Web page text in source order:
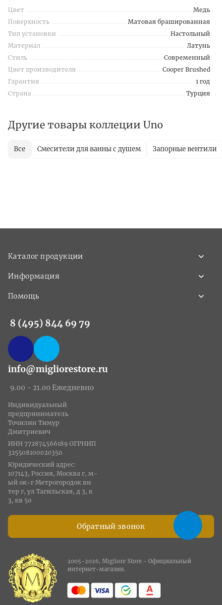
Цвет
Медь
Поверхность
Матовая брашированная
Тип установки
Настольный
Материал
Латунь
Стиль
Современный
Цвет производителя
Cooper Brushed
Гарантия
1 год
Страна
Турция
Другие товары коллеции Uno
Все Смесители для ванны с душем Запорные вентили
Каталог продукции
Информация
Помощь
8 (495) 844 69 79
info@migliorestore.ru
9.00 - 21.00 Ежедневно
Обратный звонок
Индивидуальный
предприниматель
Точилин Тимур
Дмитриевич
ИНН 772874566189 ОГРНИП
325508100020350
Юридический адрес:
107143, Россия, Москва г, м-
ый ок-г Метрогородок вн
тер г, ул Тагильская, д 3, к
3, кв 50
2005-2026, Migliore Store - Официальный
интернет-магазин.